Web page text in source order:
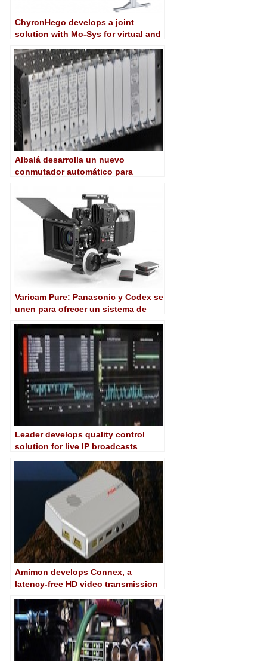
ChyronHego develops a joint
solution with Mo-Sys for virtual and
Albalá desarrolla un nuevo
conmutador automático para
Varicam Pure: Panasonic y Codex se
unen para ofrecer un sistema de
Leader develops quality control
solution for live IP broadcasts
Amimon develops Connex, a
latency-free HD video transmission